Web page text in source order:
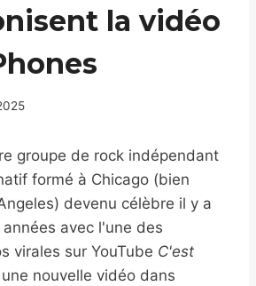
la vidéo
groupe de rock indépendant
formé à Chicago (bien
devenu célèbre il y a
avec l'une des
virales sur YouTube C'est
nouvelle vidéo dans